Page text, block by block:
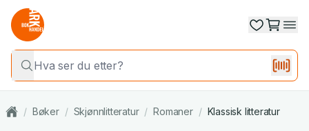
/ Bøker / Skjønnlitteratur / Romaner / Klassisk litteratur